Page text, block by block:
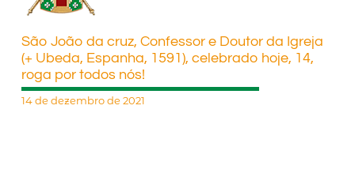
São João da cruz, Confessor e Doutor da Igreja
(+ Ubeda, Espanha, 1591), celebrado hoje, 14,
roga por todos nós!
14 de dezembro de 2021